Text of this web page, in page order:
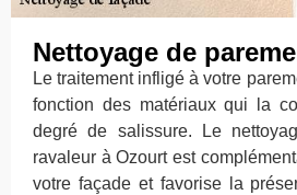
Nettoyage de
Le traitement infligé à votre
fonction des matériaux qui la
degré de salissure. Le
ravaleur à Ozourt est
votre façade et favorise la